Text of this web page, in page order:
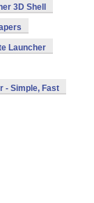
3D Shell
Launcher
- Simple, Fast